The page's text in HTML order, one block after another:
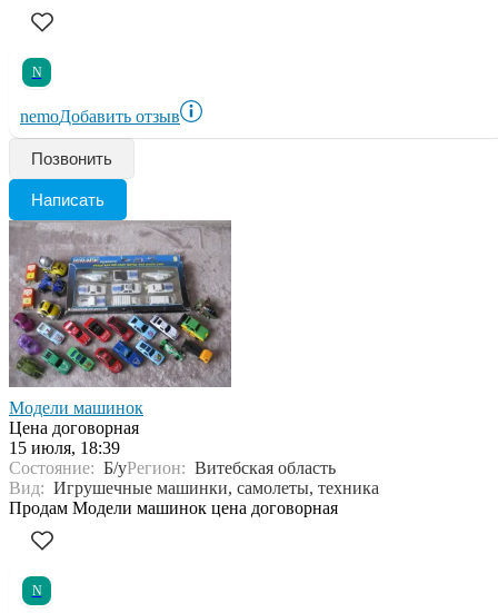
N
nemoДобавить отзыв
Позвонить
Написать
Модели машинок
Цена договорная
15 июля, 18:39
Состояние: Б/уРегион: Витебская область
Вид: Игрушечные машинки, самолеты, техника
Продам Модели машинок цена договорная
N